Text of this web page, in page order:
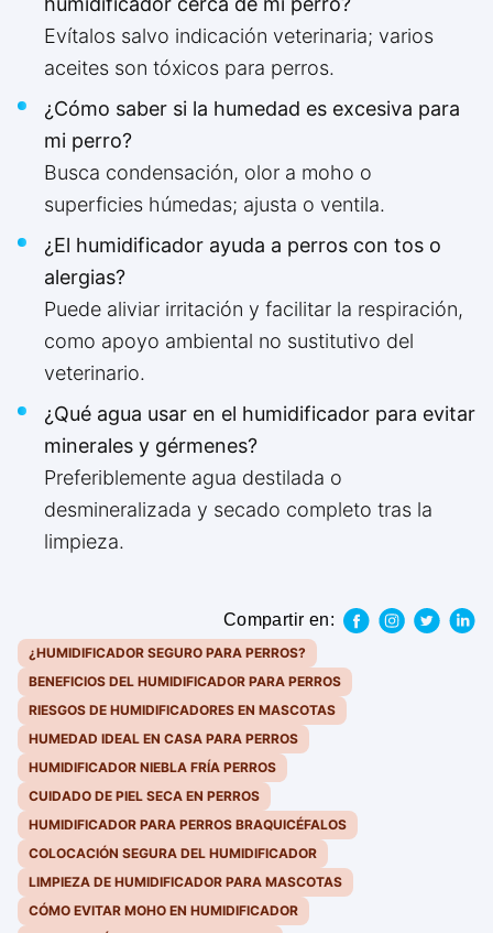
Evítalos salvo indicación veterinaria; varios
aceites son tóxicos para perros.
¿Cómo saber si la humedad es excesiva para
mi perro?
Busca condensación, olor a moho o
superficies húmedas; ajusta o ventila.
¿El humidificador ayuda a perros con tos o
alergias?
Puede aliviar irritación y facilitar la respiración,
como apoyo ambiental no sustitutivo del
veterinario.
¿Qué agua usar en el humidificador para evitar
minerales y gérmenes?
Preferiblemente agua destilada o
desmineralizada y secado completo tras la
limpieza.
Compartir en:
¿HUMIDIFICADOR SEGURO PARA PERROS?
BENEFICIOS DEL HUMIDIFICADOR PARA PERROS
RIESGOS DE HUMIDIFICADORES EN MASCOTAS
HUMEDAD IDEAL EN CASA PARA PERROS
HUMIDIFICADOR NIEBLA FRÍA PERROS
CUIDADO DE PIEL SECA EN PERROS
HUMIDIFICADOR PARA PERROS BRAQUICÉFALOS
COLOCACIÓN SEGURA DEL HUMIDIFICADOR
LIMPIEZA DE HUMIDIFICADOR PARA MASCOTAS
CÓMO EVITAR MOHO EN HUMIDIFICADOR